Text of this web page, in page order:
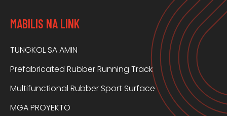
MABILIS NA LINK
TUNGKOL SA AMIN
Prefabricated Rubber Running Track
Multifunctional Rubber Sport Surface
MGA PROYEKTO